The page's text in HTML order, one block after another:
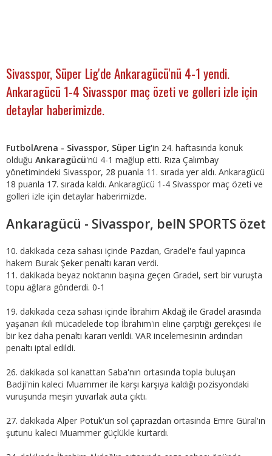
Sivasspor, Süper Lig'de Ankaragücü'nü 4-1 yendi.
Ankaragücü 1-4 Sivasspor maç özeti ve golleri izle için
detaylar haberimizde.
FutbolArena - Sivasspor, Süper Lig'in 24. haftasında konuk
olduğu Ankaragücü'nü 4-1 mağlup etti. Rıza Çalımbay
yönetimindeki Sivasspor, 28 puanla 11. sırada yer aldı. Ankaragücü
18 puanla 17. sırada kaldı. Ankaragücü 1-4 Sivasspor maç özeti ve
golleri izle için detaylar haberimizde.
Ankaragücü - Sivasspor, beIN SPORTS özet
10. dakikada ceza sahası içinde Pazdan, Gradel'e faul yapınca
hakem Burak Şeker penaltı kararı verdi.
11. dakikada beyaz noktanın başına geçen Gradel, sert bir vuruşta
topu ağlara gönderdi. 0-1
19. dakikada ceza sahası içinde İbrahim Akdağ ile Gradel arasında
yaşanan ikili mücadelede top İbrahim'in eline çarptığı gerekçesi ile
bir kez daha penaltı kararı verildi. VAR incelemesinin ardından
penaltı iptal edildi.
26. dakikada sol kanattan Saba'nın ortasında topla buluşan
Badji'nin kaleci Muammer ile karşı karşıya kaldığı pozisyondaki
vuruşunda meşin yuvarlak auta çıktı.
27. dakikada Alper Potuk'un sol çaprazdan ortasında Emre Güral'ın
şutunu kaleci Muammer güçlükle kurtardı.